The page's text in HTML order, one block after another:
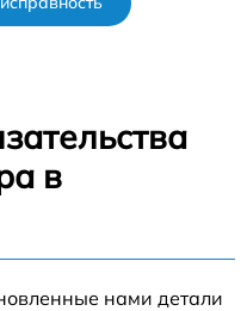
в
нами детали